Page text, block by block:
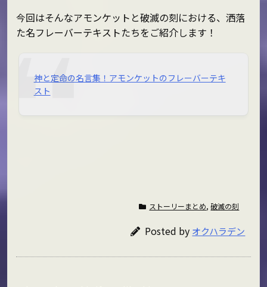
今回はそんなアモンケットと破滅の刻における、洒落
た名フレーバーテキストたちをご紹介します！
神と定命の名言集！アモンケットのフレーバーテキ
スト
ストーリーまとめ,破滅の刻
Posted by オクハラデン